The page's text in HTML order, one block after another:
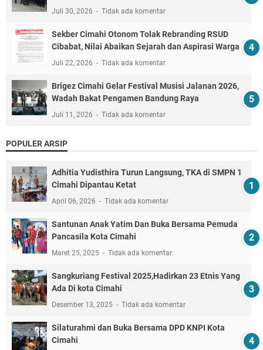
Juli 30, 2026 Tidak ada komentar
Sekber Cimahi Otonom Tolak Rebranding RSUD
Cibabat, Nilai Abaikan Sejarah dan Aspirasi Warga
Juli 22, 2026 Tidak ada komentar
Brigez Cimahi Gelar Festival Musisi Jalanan 2026,
Wadah Bakat Pengamen Bandung Raya
Juli 11, 2026 Tidak ada komentar
POPULER ARSIP
Adhitia Yudisthira Turun Langsung, TKA di SMPN 1
Cimahi Dipantau Ketat
April 06, 2026 Tidak ada komentar
Santunan Anak Yatim Dan Buka Bersama Pemuda
Pancasila Kota Cimahi
Maret 25, 2025 Tidak ada komentar
Sangkuriang Festival 2025,Hadirkan 23 Etnis Yang
Ada Di kota Cimahi
Desember 13, 2025 Tidak ada komentar
Silaturahmi dan Buka Bersama DPD KNPI Kota
Cimahi